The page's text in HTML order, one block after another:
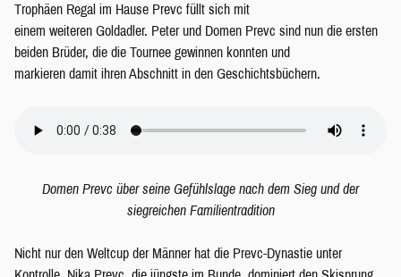
Trophäen Regal im Hause Prevc füllt sich mit
einem weiteren Goldadler. Peter und Domen Prevc sind nun die ersten
beiden Brüder, die die Tournee gewinnen konnten und
markieren damit ihren Abschnitt in den Geschichtsbüchern.
Domen Prevc über seine Gefühlslage nach dem Sieg und der
siegreichen Familientradition
Nicht nur den Weltcup der Männer hat die Prevc-Dynastie unter